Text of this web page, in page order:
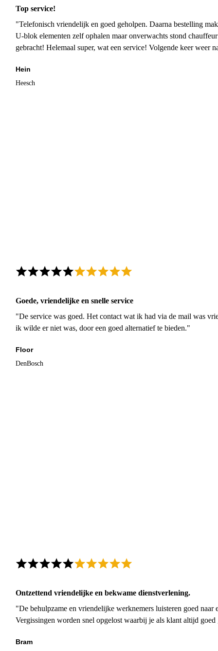
Top service!
"Telefonisch vriendelijk en goed geholpen. Daarna bestelling
U-blok elementen zelf ophalen maar onverwachts stond
gebracht! Helemaal super, wat een service! Volgende keer weer
Hein
Heesch
Goede, vriendelijke en snelle service
"De service was goed. Het contact wat ik had via de mail was
ik wilde er niet was, door een goed alternatief te bieden."
Floor
DenBosch
Ontzettend vriendelijke en bekwame dienstverlening.
"De behulpzame en vriendelijke werknemers luisteren goed naar
Vergissingen worden snel opgelost waarbij je als klant altijd
Bram